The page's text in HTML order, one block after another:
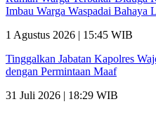
Imbau Warga Waspadai Bahaya
1 Agustus 2026 | 15:45 WIB
Tinggalkan Jabatan Kapolres
dengan Permintaan Maaf
31 Juli 2026 | 18:29 WIB